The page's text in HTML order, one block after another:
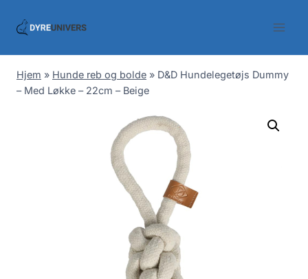
Hjem » Hunde reb og bolde » D&D Hundelegetøjs Dummy
– Med Løkke – 22cm – Beige